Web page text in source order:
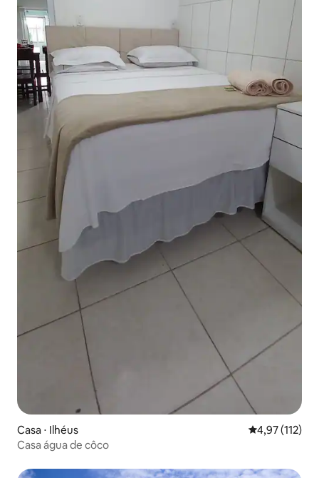
Casa ⋅ Ilhéus 4,97 de uma
4,97 (112)
Casa água de côco